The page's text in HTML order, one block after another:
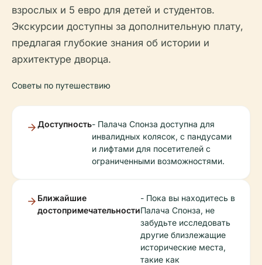
взрослых и 5 евро для детей и студентов.
Экскурсии доступны за дополнительную плату,
предлагая глубокие знания об истории и
архитектуре дворца.
Советы по путешествию
Доступность- Палача Спонза доступна для
инвалидных колясок, с пандусами
и лифтами для посетителей с
ограниченными возможностями.
Ближайшие
достопримечательности
- Пока вы находитесь в
Палача Спонза, не
забудьте исследовать
другие близлежащие
исторические места,
такие как